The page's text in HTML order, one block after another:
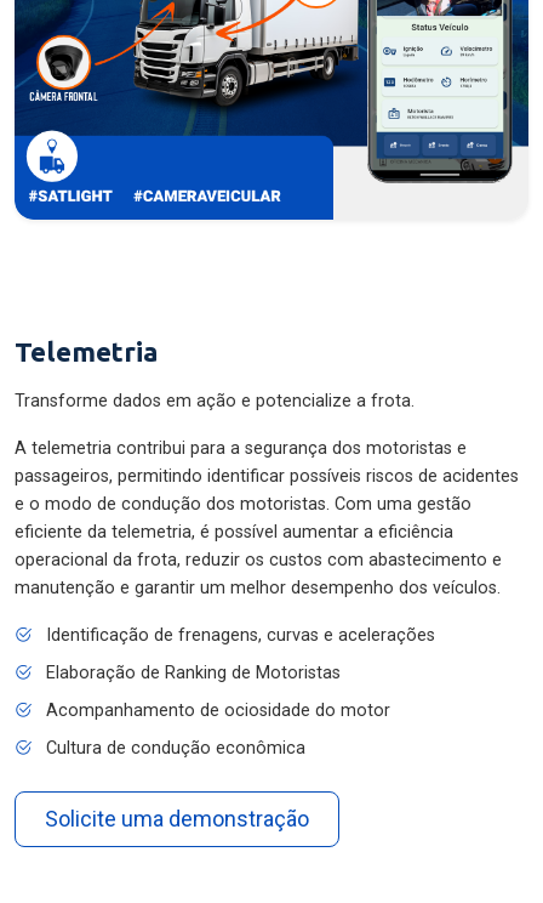
Telemetria
Transforme dados em ação e potencialize a frota.
A telemetria contribui para a segurança dos motoristas e
passageiros, permitindo identificar possíveis riscos de acidentes
e o modo de condução dos motoristas. Com uma gestão
eficiente da telemetria, é possível aumentar a eficiência
operacional da frota, reduzir os custos com abastecimento e
manutenção e garantir um melhor desempenho dos veículos.
Identificação de frenagens, curvas e acelerações
Elaboração de Ranking de Motoristas
Acompanhamento de ociosidade do motor
Cultura de condução econômica
Solicite uma demonstração